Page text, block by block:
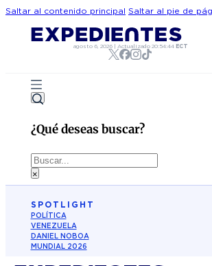
Saltar al contenido principal Saltar al pie de
agosto 6, 2026| Actualizado 20:54:44 ECT
¿Qué deseas buscar?
Buscar
×
SPOTLIGHT
POLÍTICA
VENEZUELA
DANIEL NOBOA
MUNDIAL 2026